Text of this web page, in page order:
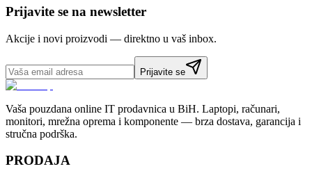
Prijavite se na newsletter
Akcije i novi proizvodi — direktno u vaš inbox.
Prijavite se
Vaša pouzdana online IT prodavnica u BiH. Laptopi, računari,
monitori, mrežna oprema i komponente — brza dostava, garancija i
stručna podrška.
PRODAJA